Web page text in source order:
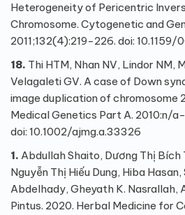
Heterogeneity of Pericentric
Chromosome. Cytogenetic and
2011;132(4):219-226. doi: 10.1159/
18. Thi HTM, Nhan NV, Lindor NM,
Velagaleti GV. A case of Down
image duplication of chromosome
Medical Genetics Part A. 2010:n/
doi: 10.1002/ajmg.a.33326
1. Abdullah Shaito, Dương Thị Bích
Nguyễn Thị Hiếu Dung, Hiba
Abdelhady, Gheyath K. Nasrallah,
Pintus. 2020. Herbal Medicine for